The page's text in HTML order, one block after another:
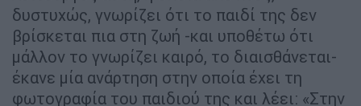
δυστυχώς, γνωρίζει ότι το παιδί της δεν
βρίσκεται πια στη ζωή -και υποθέτω ότι
μάλλον το γνωρίζει καιρό, το διαισθάνεται-
έκανε μία ανάρτηση στην οποία έχει τη
φωτογραφία του παιδιού της και λέει: «Στην